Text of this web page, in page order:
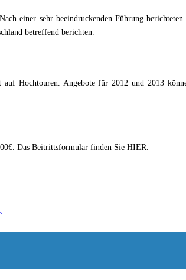
einer sehr beeindruckenden Führung
betreffend berichten.
Hochtouren. Angebote für 2012 und 2013
Das Beitrittsformular finden Sie HIER.